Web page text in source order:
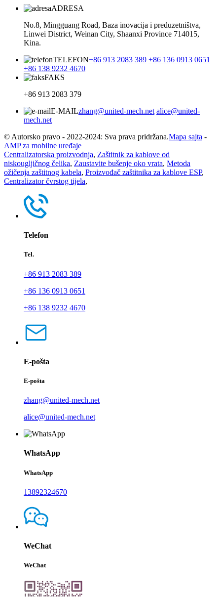
ADRESA
No.8, Mingguang Road, Baza inovacija i preduzetništva,
Linwei District, Weinan City, Shaanxi Province 714015,
Kina.
TELEFON+86 913 2083 389 +86 136 0913 0651
+86 138 9232 4670
FAKS
+86 913 2083 379
E-MAILzhang@united-mech.net alice@united-
mech.net
© Autorsko pravo - 2022-2024: Sva prava pridržana.Mapa sajta -
AMP za mobilne uređaje
Centralizatorska proizvodnja, Zaštitnik za kablove od
niskougljičnog čelika, Zaustavite bušenje oko vrata, Metoda
ožičenja zaštitnog kabela, Proizvođač zaštitnika za kablove ESP,
Centralizator čvrstog tijela,
Telefon
Tel.
+86 913 2083 389
+86 136 0913 0651
+86 138 9232 4670
E-pošta
E-pošta
zhang@united-mech.net
alice@united-mech.net
WhatsApp
WhatsApp
13892324670
WeChat
WeChat